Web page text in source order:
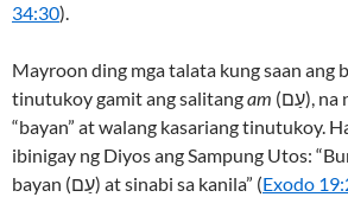
34:30).
Mayroon ding mga talata kung saan ang
tinutukoy gamit ang salitangam (עַם), na nangangahulugang
“bayan” at walang kasariang tinutukoy.
ibinigay ng Diyos ang Sampung Utos:
bayan (עַם) at sinabi sa kanila” (Exodo